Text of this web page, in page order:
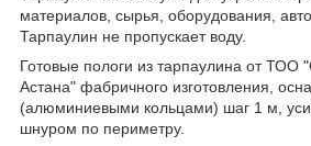
материалов, сырья, оборудования,
Тарпаулин не пропускает воду.
Готовые пологи из тарпаулина от ТОО
Астана" фабричного изготовления,
(алюминиевыми кольцами) шаг 1 м,
шнуром по периметру.